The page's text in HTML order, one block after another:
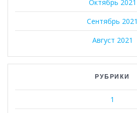
Октябрь 2021
Сентябрь 2021
Август 2021
РУБРИКИ
1